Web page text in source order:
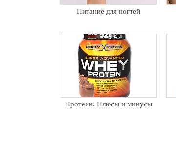
Питание для ногтей
Протеин. Плюсы и минусы